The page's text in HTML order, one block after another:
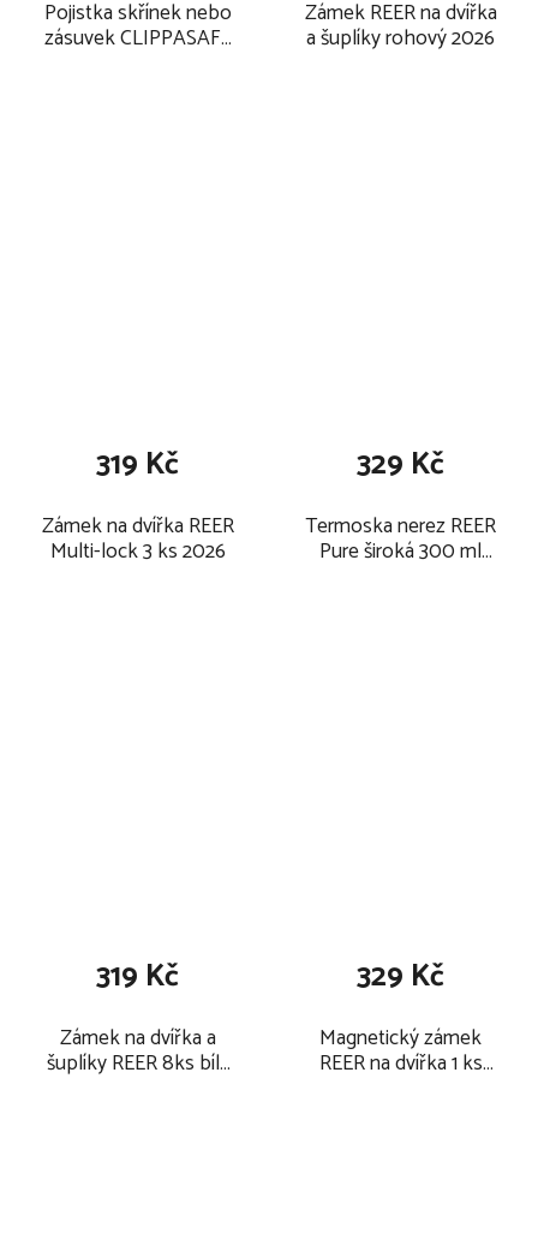
Pojistka skřínek nebo
zásuvek CLIPPASAFE
Zámek REER na dvířka
a šuplíky rohový 2026
Zámek na dvířka REER
Multi-lock 3 ks 2026
319 Kč
Termoska nerez REER
Pure široká 300 ml
329 Kč
Zámek na dvířka a
šuplíky REER 8ks bílý
319 Kč
Magnetický zámek
REER na dvířka 1 ks
329 Kč